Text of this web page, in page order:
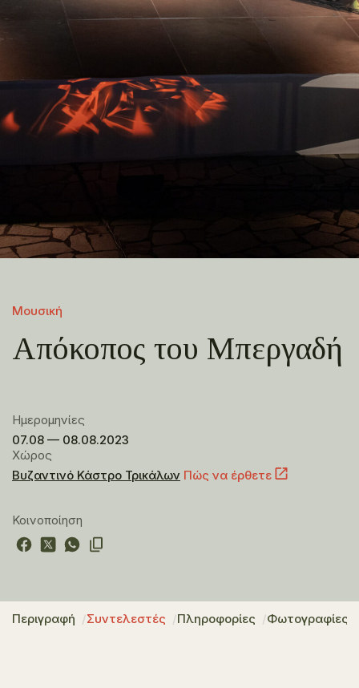
Μουσική
Απόκοπος του Μπεργαδή
Ημερομηνίες
07.08 — 08.08.2023
Χώρος
Βυζαντινό Κάστρο Τρικάλων Πώς να έρθετε
Κοινοποίηση
Περιγραφή Συντελεστές Πληροφορίες Φωτογραφίες